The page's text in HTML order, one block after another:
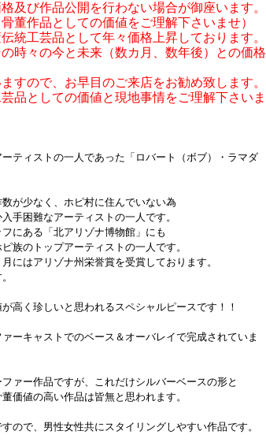
及び作品公開を行わない場合が御座います。
董作品としての価値をご理解下さいませ）
統工芸品として年々価格上昇しております。
時々の今と未来（数カ月、数年後）との価格
すので、お早目のご来店をお勧め致します。
品としての価値と現地事情をご理解下さいま
ティストの一人であった「ロバート（ボブ）・ラマダ
が少なく、ホピ村に住んでいない為
手困難なアーティストの一人です。
にある「北アリゾナ博物館」にも
族のトップアーティストの一人です。
にはアリゾナ州栄誉賞を受賞しております。
高く珍しいと思われるスペシャルピースです！！
ーキャストでのベース＆オーバレイで完成されていま
ァー作品ですが、これだけシルバーベースの形と
価値の高い作品は皆無と思われます。
ので、男性女性共にスタイリングしやすい作品です。